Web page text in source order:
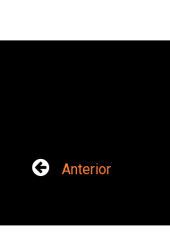
Anterior